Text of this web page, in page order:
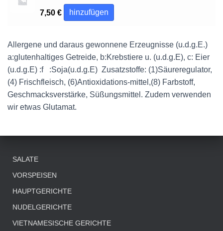
7,50 € hinzufügen
Allergene und daraus gewonnene Erzeugnisse (u.d.g.E.)
a:glutenhaltiges Getreide, b:Krebstiere u. (u.d.g.E), c: Eier
(u.d.g.E) :f :Soja(u.d.g.E) Zusatzstoffe: (1)Säureregulator,
(4) Frischfleisch, (6)Antioxidations-mittel,(8) Farbstoff,
Geschmacksverstärke, Süßungsmittel. Zudem verwenden
wir etwas Glutamat.
SALATE
VORSPEISEN
HAUPTGERICHTE
NUDELGERICHTE
VIETNAMESISCHE GERICHTE